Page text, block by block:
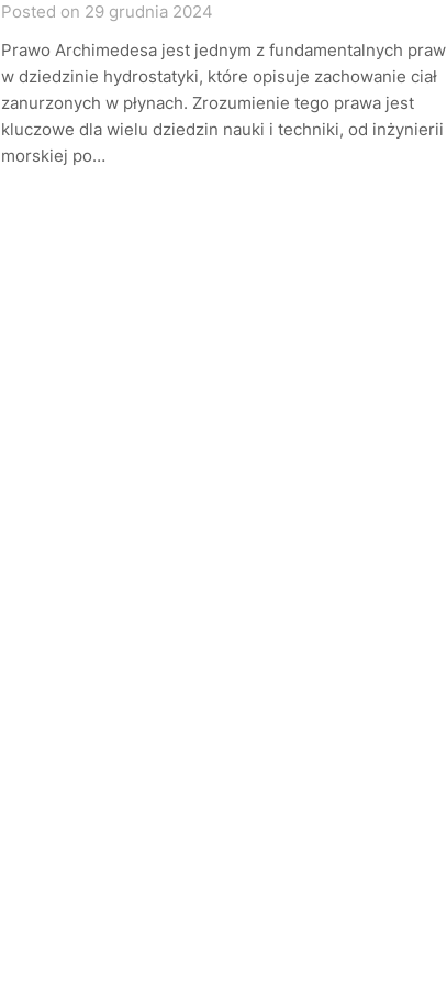
Posted on 29 grudnia 2024
Prawo Archimedesa jest jednym z fundamentalnych praw
w dziedzinie hydrostatyki, które opisuje zachowanie ciał
zanurzonych w płynach. Zrozumienie tego prawa jest
kluczowe dla wielu dziedzin nauki i techniki, od inżynierii
morskiej po…